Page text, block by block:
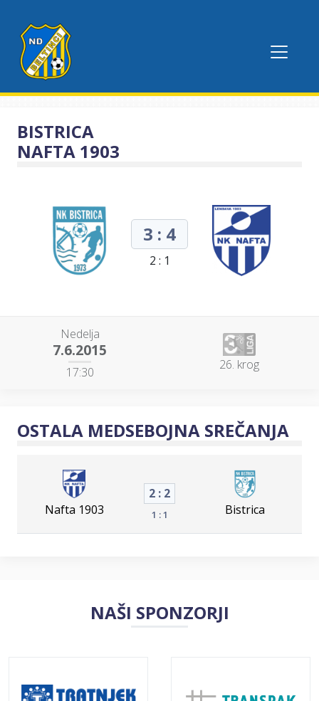
BISTRICA
NAFTA 1903
3 : 4
2 : 1
Nedelja
7.6.2015
17:30 26. krog
OSTALA MEDSEBOJNA SREČANJA
Nafta 1903
2 : 2
1 : 1 Bistrica
NAŠI SPONZORJI